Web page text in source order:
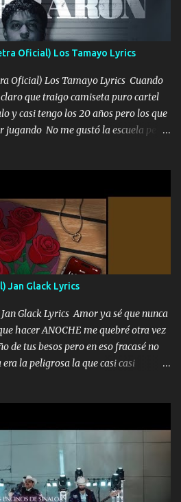
(Music) A vido alta y bajas La carreta
Ya me han pasado cosas Y
la vida es muy corta Hay que
porque nada es...
Oficial) Los Tamayo Lyrics
Oficial) Los Tamayo Lyrics Cuando
que traigo camiseta puro cartel
y casi tengo los 20 años pero los que
jugando No me gustó la escuela pero
Del Brazo Armad0 Con mi Glock
a ver allá por TJ para un licenciado
al cien Choritas también Música
traigo un M2 que nunca me ha
un fuerte abrazo también al
En los mejores antros me verán
y botellas destapando siempre
y a los que me conocen ya saben de
Jan Glack Lyrics
Glack Lyrics Amor ya sé que nunca
hacer ANOCHE me quebré otra vez
de tus besos pero en eso fracasé no
la peligrosa la que casi casi
rodeado de mujeres pero solo
ocupo verte Recuerdo echábamos
besándome yo quitándote la ropa no
yo quiero llevarte a la Luna y si
que seas mi esposa Chingada